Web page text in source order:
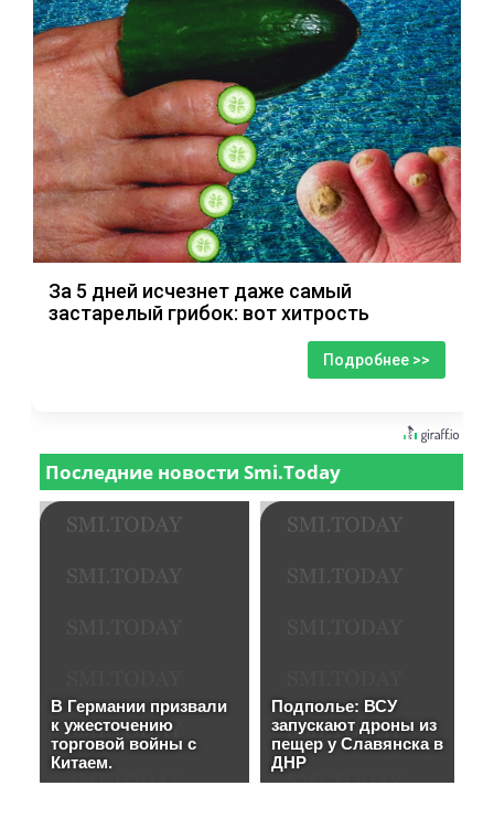
За 5 дней исчезнет даже самый
застарелый грибок: вот хитрость
Подробнее >>